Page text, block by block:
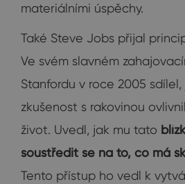
materiálními úspěchy.
Také Steve Jobs přijal
Ve svém slavném
Stanfordu v roce 2005
zkušenost s rakovinou
život. Uvedl, jak mu tato
soustředit se na to, co má
Tento přístup ho vedl k